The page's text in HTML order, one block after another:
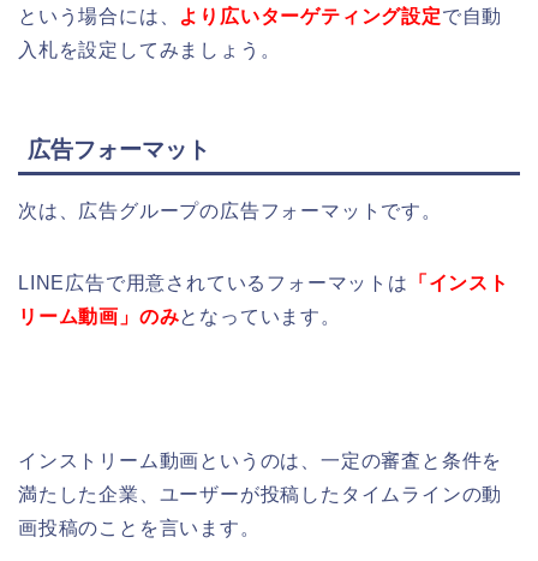
という場合には、 より広いターゲティング設定で自動
入札を設定してみましょう。
広告フォーマット
次は、広告グループの広告フォーマットです。
LINE広告で用意されているフォーマットは
「インスト
リーム動画」のみとなっています。
インストリーム動画というのは、一定の審査と条件を
満たした企業、ユーザーが投稿したタイムラインの動
画投稿のことを言います。